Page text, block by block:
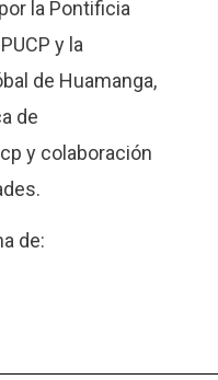
la Pontificia
y la
de Huamanga,
de
y colaboración
de: